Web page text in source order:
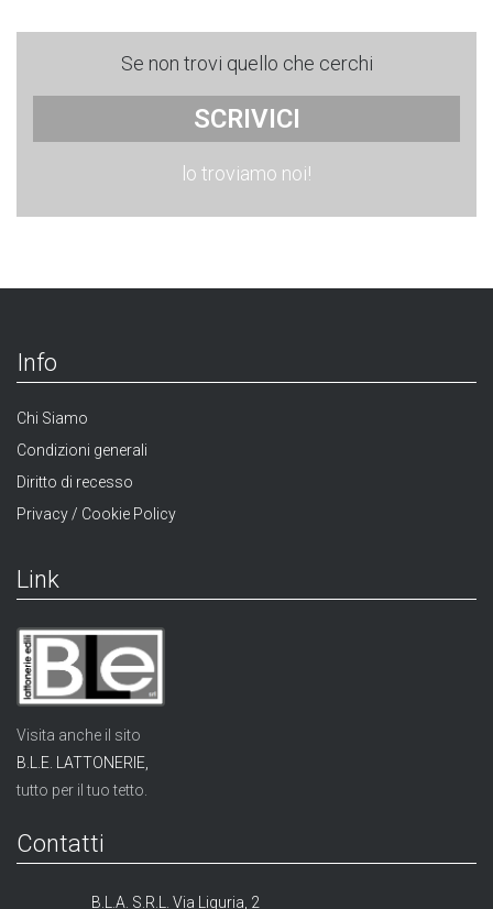
Se non trovi quello che cerchi
SCRIVICI
lo troviamo noi!
Info
Chi Siamo
Condizioni generali
Diritto di recesso
Privacy / Cookie Policy
Link
Visita anche il sito
B.L.E. LATTONERIE,
tutto per il tuo tetto.
Contatti
B.L.A. S.R.L. Via Liguria, 2